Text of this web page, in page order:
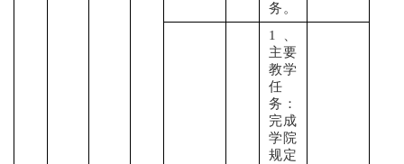
务。
1、
主要
教学
任
务：
完成
学院
规定